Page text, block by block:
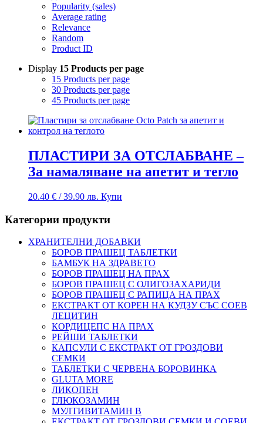
Popularity (sales)
Average rating
Relevance
Random
Product ID
Display 15 Products per page
15 Products per page
30 Products per page
45 Products per page
ПЛАСТИРИ ЗА ОТСЛАБВАНЕ –
За намаляване на апетит и тегло
20.40 € / 39.90 лв. Купи
Категории продукти
ХРАНИТЕЛНИ ДОБАВКИ
БОРОВ ПРАШЕЦ ТАБЛЕТКИ
БАМБУК НА ЗДРАВЕТО
БОРОВ ПРАШЕЦ НА ПРАХ
БОРОВ ПРАШЕЦ С ОЛИГОЗАХАРИДИ
БОРОВ ПРАШЕЦ С РАПИЦА НА ПРАХ
ЕКСТРАКТ ОТ КОРЕН НА КУДЗУ СЪС СОЕВ
ЛЕЦИТИН
КОРДИЦЕПС НА ПРАХ
РЕЙШИ ТАБЛЕТКИ
КАПСУЛИ С ЕКСТРАКТ ОТ ГРОЗДОВИ
СЕМКИ
ТАБЛЕТКИ С ЧЕРВЕНА БОРОВИНКА
GLUTA MORE
ЛИКОПЕН
ГЛЮКОЗАМИН
МУЛТИВИТАМИН B